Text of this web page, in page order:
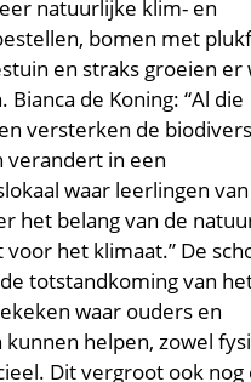
natuurlijke klim- en
bomen met
en straks groeien er
Bianca de Koning: “Al die
versterken de
verandert in een
waar leerlingen
het belang van de
voor het klimaat.” De
totstandkoming van
waar ouders en
kunnen helpen, zowel
Dit vergroot ook nog